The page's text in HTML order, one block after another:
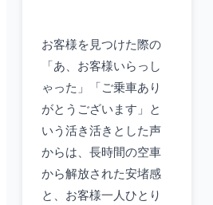
お客様を見つけた際の
「あ、お客様いらっし
ゃった」「ご乗車あり
がとうございます」と
いう活き活きとした声
からは、長時間の空車
から解放された安堵感
と、お客様一人ひとり